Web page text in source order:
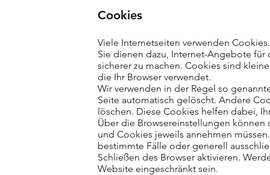
Cookies
Viele Internetseiten verwenden
Sie dienen dazu, Internet-Angebote für
sicherer zu machen. Cookies sind
die Ihr Browser verwendet.
Wir verwenden in der Regel so
Seite automatisch gelöscht. Andere
löschen. Diese Cookies helfen dabei,
Über die Browsereinstellungen
und Cookies jeweils annehmen
bestimmte Fälle oder generell
Schließen des Browser aktivieren.
Website eingeschränkt sein.